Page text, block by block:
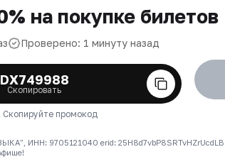
на покупке билетов
Проверено: 1 минуту назад
DX749988
Скопировать
Скопируйте промокод
ИНН: 9705121040 erid: 25H8d7vbP8SRTvHZrUcdLB